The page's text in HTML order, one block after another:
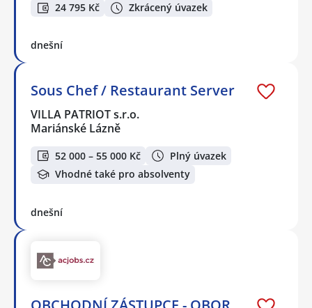
24 795 Kč Zkrácený úvazek
dnešní
Sous Chef / Restaurant Server
VILLA PATRIOT s.r.o.
Mariánské Lázně
52 000 – 55 000 Kč
Plný úvazek
Vhodné také pro absolventy
dnešní